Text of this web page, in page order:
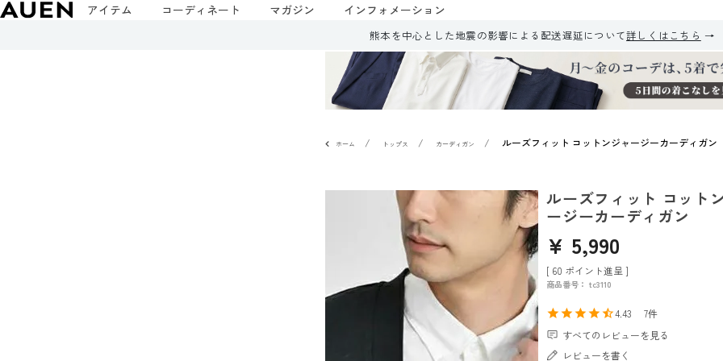
アイテム コーディネート マガジン インフォメーション
熊本を中心とした地震の影響による配送遅延について詳しくはこちら
ホーム トップス カーディガン ルーズフィット コットンジャージーカーディガン
ルーズフィット コット
ージーカーディガン
¥ 5,990
[ 60 ポイント進呈 ]
商品番号 tc3110
4.43
7
すべてのレビューを見る
レビューを書く